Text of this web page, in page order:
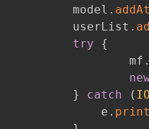
      		model
.
      		userList
.
try
{
      				mf
.
}
catch (
      			e
.